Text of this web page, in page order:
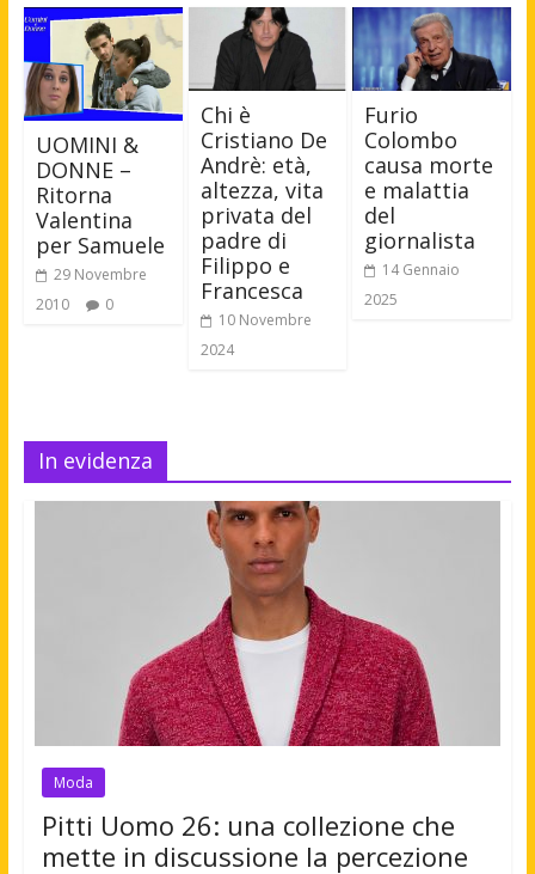
UOMINI &
DONNE –
Ritorna
Valentina
per Samuele
29 Novembre
2010
0
Chi è
Cristiano De
Andrè: età,
altezza, vita
privata del
padre di
Filippo e
Francesca
10 Novembre
2024
Furio
Colombo
causa morte
e malattia
del
giornalista
14 Gennaio
2025
In evidenza
Moda
Pitti Uomo 26: una collezione che
mette in discussione la percezione